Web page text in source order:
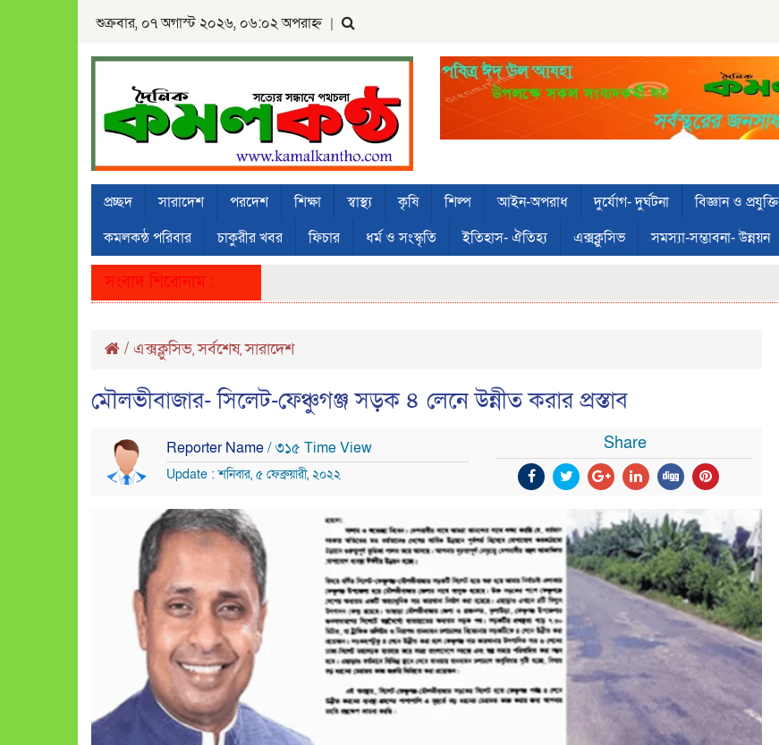
শুক্রবার, ০৭ অগাস্ট ২০২৬, ০৬:০২ অপরাহ্ন |
প্রচ্ছদ সারাদেশ পরদেশ শিক্ষা স্বাস্থ্য কৃষি শিল্প আইন-অপরাধ দুর্যোগ- দুর্ঘটনা বিজ্ঞান ও প্রযুক্তি
কমলকন্ঠ পরিবার
চাকুরীর খবর ফিচার ধর্ম ও সংস্কৃতি ইতিহাস- ঐতিহ্য এক্সক্লুসিভ সমস্যা-সম্ভাবনা- উন্নয়ন
সংবাদ শিরোনাম :
/ এক্সক্লুসিভ,সর্বশেষ,সারাদেশ
মৌলভীবাজার- সিলেট-ফেঞ্চুগঞ্জ সড়ক ৪ লেনে উন্নীত করার প্রস্তাব
Reporter Name/ ৩১৫ Time View
Update : শনিবার, ৫ ফেব্রুয়ারী, ২০২২
Share